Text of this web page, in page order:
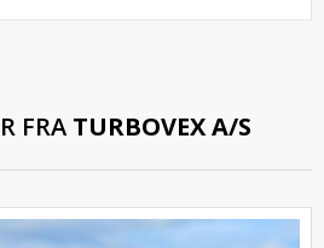
FRA TURBOVEX A/S